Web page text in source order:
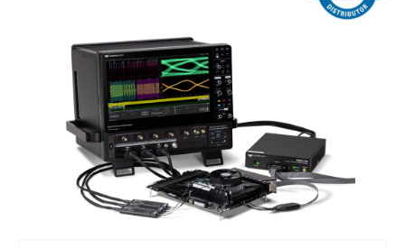
Bildergalerie überspringen